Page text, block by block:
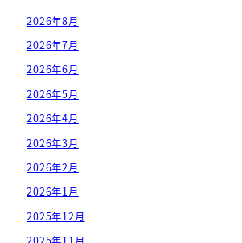
2026年8月
2026年7月
2026年6月
2026年5月
2026年4月
2026年3月
2026年2月
2026年1月
2025年12月